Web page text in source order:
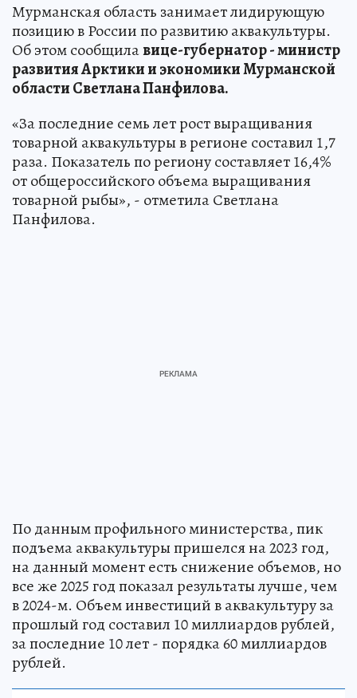
Мурманская область занимает лидирующую
позицию в России по развитию аквакультуры.
Об этом сообщилавице-губернатор - министр
развития Арктики и экономики Мурманской
области Светлана Панфилова.
«За последние семь лет рост выращивания
товарной аквакультуры в регионе составил 1,7
раза. Показатель по региону составляет 16,4%
от общероссийского объема выращивания
товарной рыбы», - отметила Светлана
Панфилова.
По данным профильного министерства, пик
подъема аквакультуры пришелся на 2023 год,
на данный момент есть снижение объемов, но
все же 2025 год показал результаты лучше, чем
в 2024-м. Объем инвестиций в аквакультуру за
прошлый год составил 10 миллиардов рублей,
за последние 10 лет - порядка 60 миллиардов
рублей.